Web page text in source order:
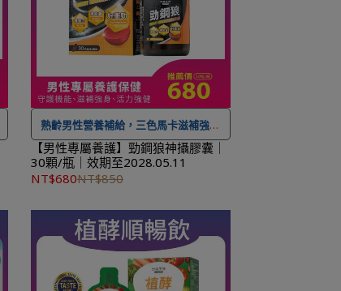
熟齡男性營養補給，三色馬卡滋補強身
★ 可宅配到府&超商取貨，全館滿 NT$
1,500 免運費，另有離島7-11超取服務
★ 登入會員訂購，管理訂單更方便，還
累積紅利點數，一點抵一元
到貨時間參考：訂購完成後，下個工
作天出貨，出貨後物流預計1-3個工作天
【男性專屬養護】勁鋼狼神攝膠囊｜
30顆/瓶｜效期至2028.05.11
NT$680NT$850